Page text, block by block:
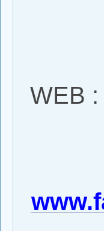
WEB